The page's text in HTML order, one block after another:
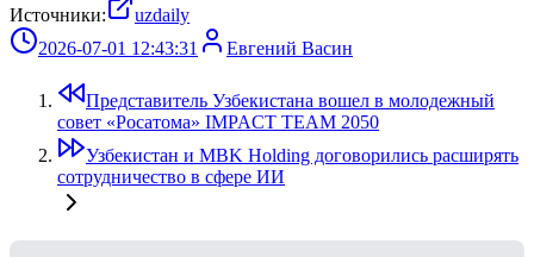
Источники:
uzdaily
2026-07-01 12:43:31
Евгений Васин
Представитель Узбекистана вошел в молодежный
совет «Росатома» IMPACT TEAM 2050
Узбекистан и MBK Holding договорились расширять
сотрудничество в сфере ИИ